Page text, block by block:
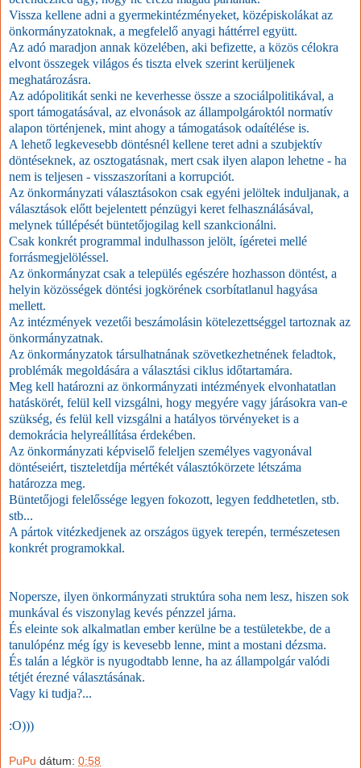
Vissza kellene adni a gyermekintézményeket, középiskolákat az
önkormányzatoknak, a megfelelő anyagi háttérrel együtt.
Az adó maradjon annak közelében, aki befizette, a közös célokra
elvont összegek világos és tiszta elvek szerint kerüljenek
meghatározásra.
Az adópolitikát senki ne keverhesse össze a szociálpolitikával, a
sport támogatásával, az elvonások az állampolgároktól normatív
alapon történjenek, mint ahogy a támogatások odaítélése is.
A lehető legkevesebb döntésnél kellene teret adni a szubjektív
döntéseknek, az osztogatásnak, mert csak ilyen alapon lehetne - ha
nem is teljesen - visszaszorítani a korrupciót.
Az önkormányzati választásokon csak egyéni jelöltek induljanak, a
választások előtt bejelentett pénzügyi keret felhasználásával,
melynek túllépését büntetőjogilag kell szankcionálni.
Csak konkrét programmal indulhasson jelölt, ígéretei mellé
forrásmegjelöléssel.
Az önkormányzat csak a település egészére hozhasson döntést, a
helyin közösségek döntési jogkörének csorbítatlanul hagyása
mellett.
Az intézmények vezetői beszámolásin kötelezettséggel tartoznak az
önkormányzatnak.
Az önkormányzatok társulhatnának szövetkezhetnének feladtok,
problémák megoldására a választási ciklus időtartamára.
Meg kell határozni az önkormányzati intézmények elvonhatatlan
hatáskörét, felül kell vizsgálni, hogy megyére vagy járásokra van-e
szükség, és felül kell vizsgálni a hatályos törvényeket is a
demokrácia helyreállítása érdekében.
Az önkormányzati képviselő feleljen személyes vagyonával
döntéseiért, tiszteletdíja mértékét választókörzete létszáma
határozza meg.
Büntetőjogi felelőssége legyen fokozott, legyen feddhetetlen, stb.
stb...
A pártok vitézkedjenek az országos ügyek terepén, természetesen
konkrét programokkal.
Nopersze, ilyen önkormányzati struktúra soha nem lesz, hiszen sok
munkával és viszonylag kevés pénzzel járna.
És eleinte sok alkalmatlan ember kerülne be a testületekbe, de a
tanulópénz még így is kevesebb lenne, mint a mostani dézsma.
És talán a légkör is nyugodtabb lenne, ha az állampolgár valódi
tétjét érezné választásának.
Vagy ki tudja?...
:O)))
PuPu dátum: 0:58